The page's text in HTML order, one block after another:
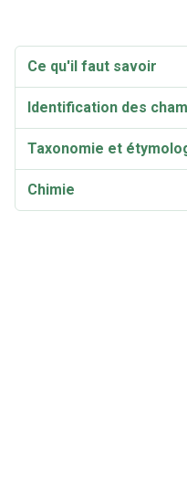
Ce qu'il faut savoir
Identification des
Taxonomie et
Chimie